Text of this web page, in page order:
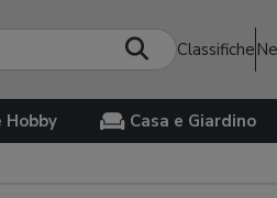
Classifiche
Hobby Casa e Giardino